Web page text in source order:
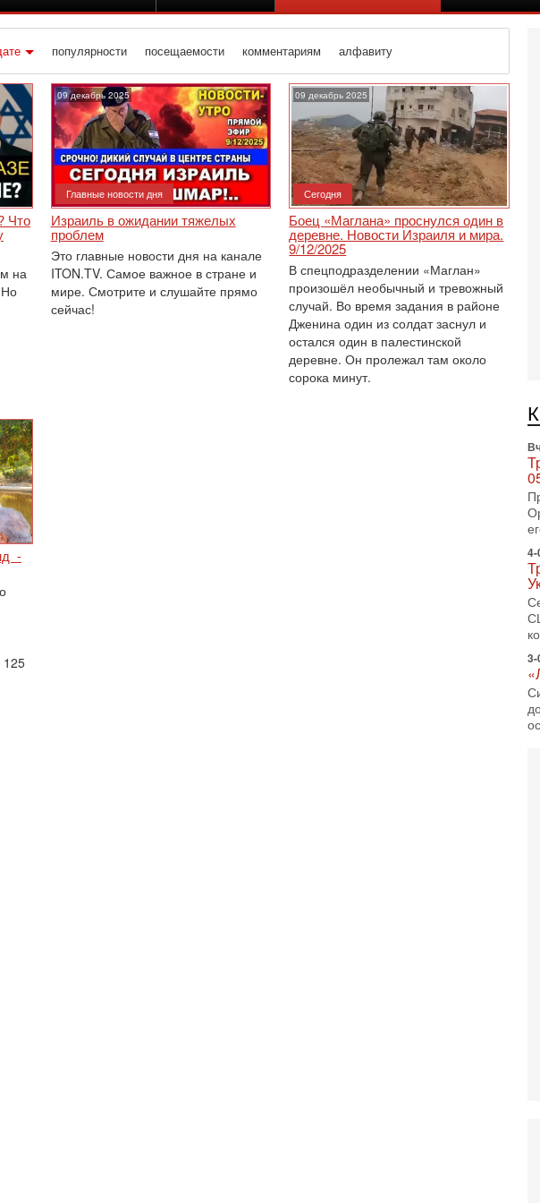
популярности посещаемости комментариям алфавиту
за 09.12.2025
Что
на
09 декабрь 2025
Главные новости дня
Израиль в ожидании тяжелых
проблем
Это главные новости дня на канале
ITON.TV. Самое важное в стране и
мире. Смотрите и слушайте прямо
сейчас!
09 декабрь 2025
Сегодня
Боец «Маглана» проснулся один в
деревне. Новости Израиля и мира.
9/12/2025
В спецподразделении «Маглан»
произошёл необычный и тревожный
случай. Во время задания в районе
Дженина один из солдат заснул и
остался один в палестинской
деревне. Он пролежал там около
сорока минут.
-
125
4-
3-